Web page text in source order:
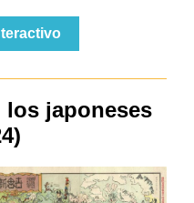
japoneses